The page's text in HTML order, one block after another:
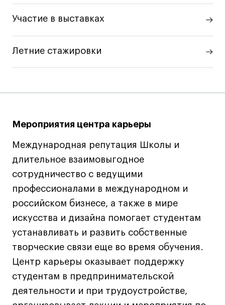
Сценография
Фотография и видео
Промышленный и предметный дизайн
Дизайн и декорирование интерьера
Среднесрочные
ИЗО и Керамика
Ландшафтный дизайн
Все программы
Онлайн-программы
Стайлинг
Современная живопись
UX/UI-дизайн
Маркетинг
Участие в выставках
Летние стажировки
Мероприятия центра карьеры
Международная репутация Школы и
длительное взаимовыгодное
сотрудничество с ведущими
профессионалами в международном и
российском бизнесе, а также в мире
искусства и дизайна помогает студентам
устанавливать и развить собственные
творческие связи еще во время обучения.
Центр карьеры оказывает поддержку
студентам в предпринимательской
деятельности и при трудоустройстве,